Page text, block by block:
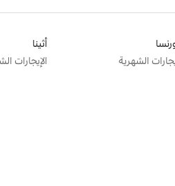
الشهرية
أثينا
الإيجارات